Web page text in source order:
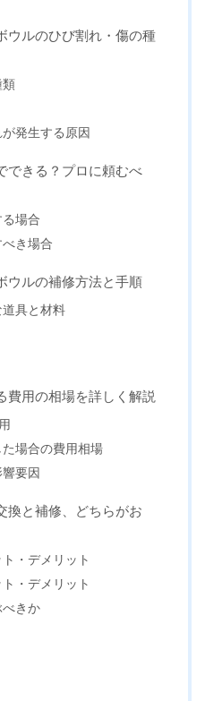
ウルのひび割れ・傷の種
類
発生する原因
できる？プロに頼むべ
場合
き場合
ウルの補修方法と手順
具と材料
費用の相場を詳しく解説
場合の費用相場
要因
換と補修、どちらがお
・デメリット
・デメリット
べきか